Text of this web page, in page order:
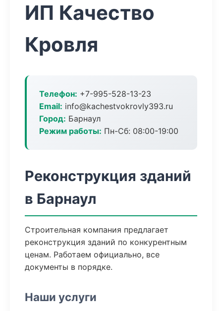
ИП Качество
Кровля
Телефон: +7-995-528-13-23
Email: info@kachestvokrovly393.ru
Город: Барнаул
Режим работы: Пн-Сб: 08:00-19:00
Реконструкция зданий
в Барнаул
Строительная компания предлагает
реконструкция зданий по конкурентным
ценам. Работаем официально, все
документы в порядке.
Наши услуги